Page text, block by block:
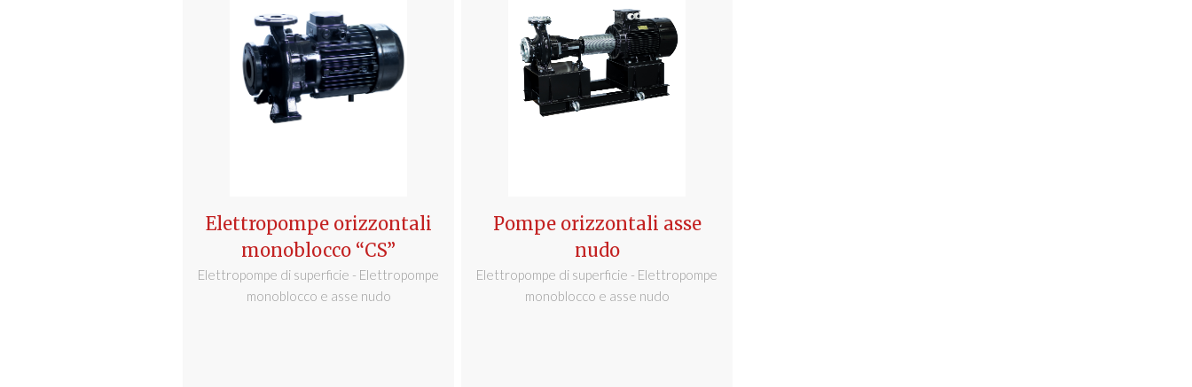
Elettropompe orizzontali
monoblocco “CS”
Elettropompe di superficie - Elettropompe
monoblocco e asse nudo
Pompe orizzontali asse
nudo
Elettropompe di superficie - Elettropompe
monoblocco e asse nudo